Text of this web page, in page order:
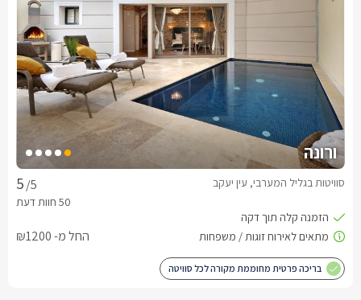
ורונה
/5 סוויטות בגליל המערבי, עין יעקב
החל מ- ₪1200
בריכה פרטית מחוממת מקורה לכל סוויטה